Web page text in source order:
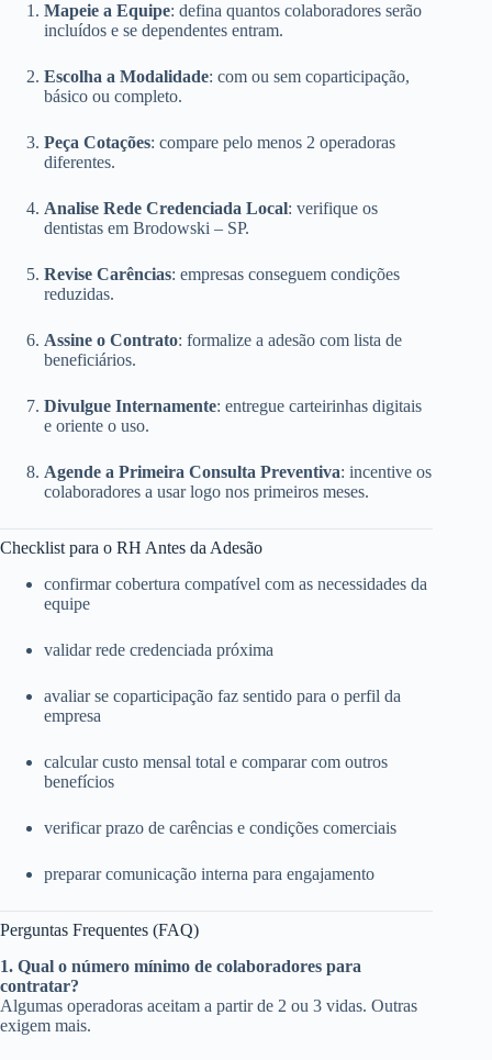
Mapeie a Equipe: defina quantos colaboradores serão
incluídos e se dependentes entram.
Escolha a Modalidade: com ou sem coparticipação,
básico ou completo.
Peça Cotações: compare pelo menos 2 operadoras
diferentes.
Analise Rede Credenciada Local: verifique os
dentistas em Brodowski – SP.
Revise Carências: empresas conseguem condições
reduzidas.
Assine o Contrato: formalize a adesão com lista de
beneficiários.
Divulgue Internamente: entregue carteirinhas digitais
e oriente o uso.
Agende a Primeira Consulta Preventiva: incentive os
colaboradores a usar logo nos primeiros meses.
Checklist para o RH Antes da Adesão
confirmar cobertura compatível com as necessidades da
equipe
validar rede credenciada próxima
avaliar se coparticipação faz sentido para o perfil da
empresa
calcular custo mensal total e comparar com outros
benefícios
verificar prazo de carências e condições comerciais
preparar comunicação interna para engajamento
Perguntas Frequentes (FAQ)
1. Qual o número mínimo de colaboradores para
contratar?
Algumas operadoras aceitam a partir de 2 ou 3 vidas. Outras
exigem mais.